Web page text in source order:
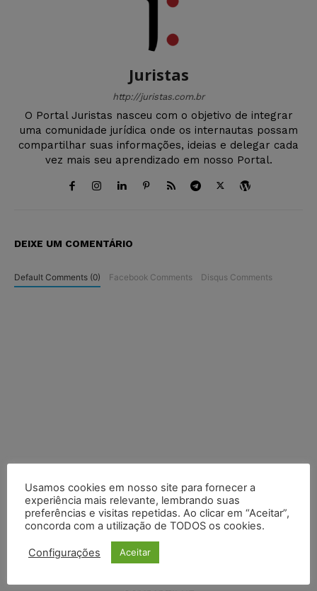
Juristas
http://juristas.com.br
O Portal Juristas nasceu com o objetivo de integrar
uma comunidade jurídica onde os internautas possam
compartilhar suas informações, ideias e delegar cada
vez mais seu aprendizado em nosso Portal.
DEIXE UM COMENTÁRIO
Default Comments (0) Facebook Comments Disqus Comments
Usamos cookies em nosso site para fornecer a
experiência mais relevante, lembrando suas
preferências e visitas repetidas. Ao clicar em “Aceitar”,
concorda com a utilização de TODOS os cookies.
Configurações Aceitar